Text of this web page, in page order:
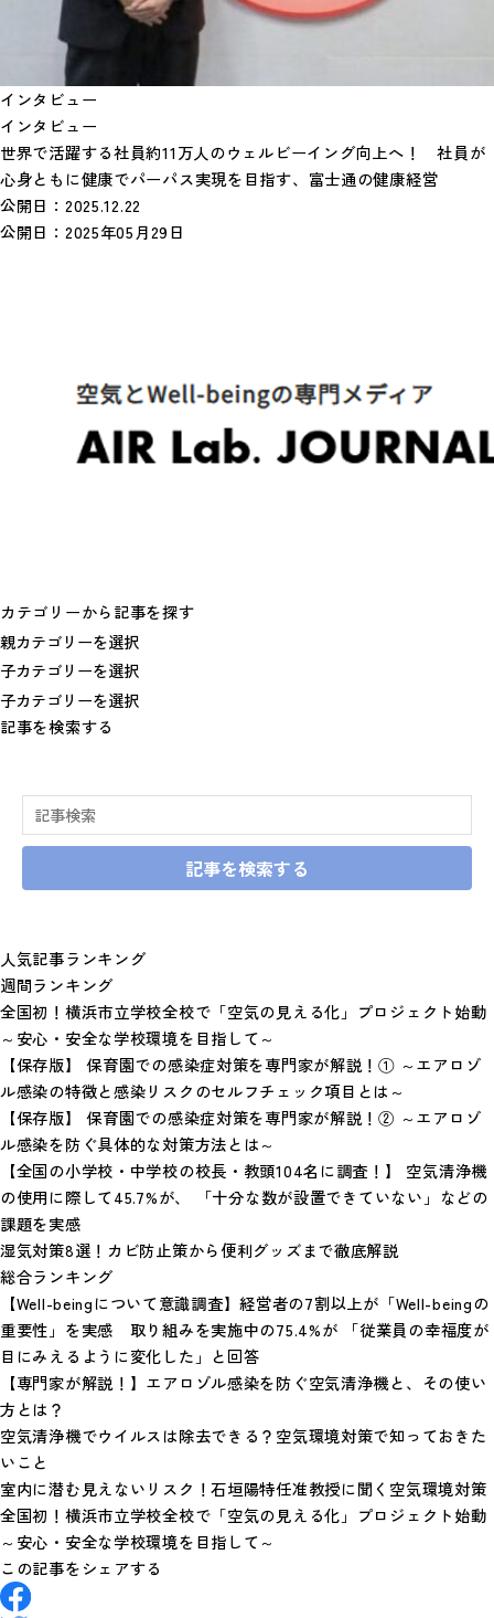
インタビュー
インタビュー
世界で活躍する社員約11万人のウェルビーイング向上へ！ 社員が
心身ともに健康でパーパス実現を目指す、富士通の健康経営
公開日： 2025.12.22
公開日： 2025年05月29日
カテゴリーから記事を探す
記事を検索する
記事を検索する
人気記事ランキング
週間ランキング
全国初！横浜市立学校全校で「空気の見える化」プロジェクト始動
～安心・安全な学校環境を目指して～
【保存版】 保育園での感染症対策を専門家が解説！① ～エアロゾ
ル感染の特徴と感染リスクのセルフチェック項目とは～
【保存版】 保育園での感染症対策を専門家が解説！② ～エアロゾ
ル感染を防ぐ具体的な対策方法とは～
【全国の小学校・中学校の校長・教頭104名に調査！】 空気清浄機
の使用に際して45.7%が、 「十分な数が設置できていない」などの
課題を実感
湿気対策8選！カビ防止策から便利グッズまで徹底解説
総合ランキング
【Well-beingについて意識調査】経営者の7割以上が「Well-beingの
重要性」を実感 取り組みを実施中の75.4%が 「従業員の幸福度が
目にみえるように変化した」と回答
【専門家が解説！】エアロゾル感染を防ぐ空気清浄機と、その使い
方とは？
空気清浄機でウイルスは除去できる？空気環境対策で知っておきた
いこと
室内に潜む見えないリスク！石垣陽特任准教授に聞く空気環境対策
全国初！横浜市立学校全校で「空気の見える化」プロジェクト始動
～安心・安全な学校環境を目指して～
この記事をシェアする